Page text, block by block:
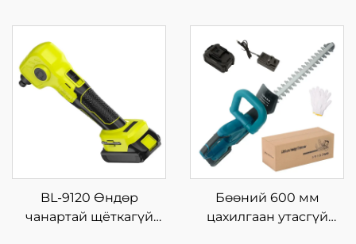
зүйлтэй жижиг машин,
аксессуар: өнцгийн
шлифмашин
барьж ашиглах цас
цэвэрлэх машин,
үйлдвэрийн болон
өөрсдөө хийх
зориулалтын цас
шидэх ба
салхижуулагч
BL-9120 Өндөр
чанартай щёткагүй
Бөөний 600 мм
цахилгаан утасгүй